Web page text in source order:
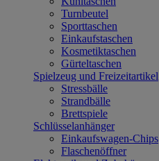
Turnbeutel
Sporttaschen
Einkaufstaschen
Kosmetiktaschen
Gürteltaschen
Spielzeug und Freizeitartikel
Stressbälle
Strandbälle
Brettspiele
Schlüsselanhänger
Einkaufswagen-Chips
Flaschenöffner